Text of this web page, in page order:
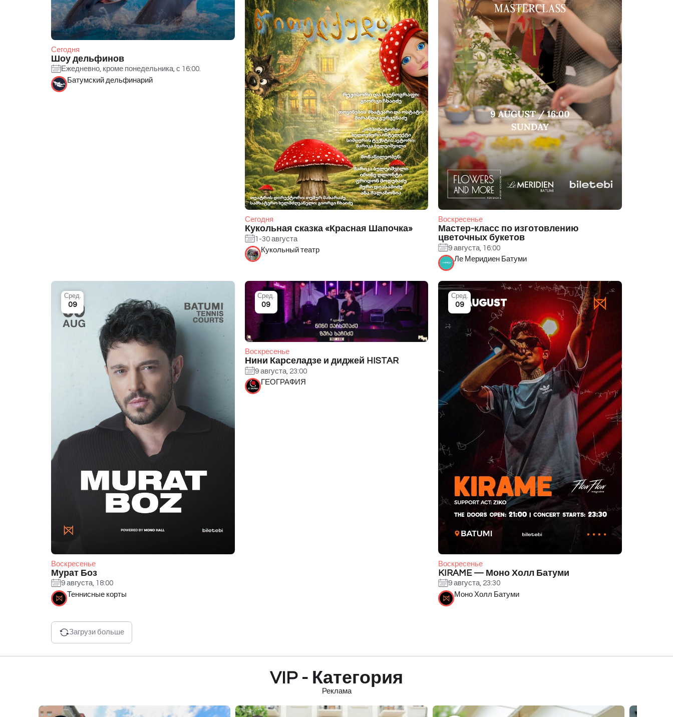
Сегодня
Шоу дельфинов
Ежедневно, кроме понедельника, с 16:00.
Батумский дельфинарий
Сегодня
Кукольная сказка «Красная Шапочка»
1-30 августа
Кукольный театр
Воскресенье
Мастер-класс по изготовлению
цветочных букетов
9 августа, 16:00
Ле Меридиен Батуми
Воскресенье
Мурат Боз
9 августа, 18:00
Сред.
09
Теннисные корты
Воскресенье
Нини Карселадзе и диджей HISTAR
9 августа, 23:00
Сред.
09
ГЕОГРАФИЯ
Воскресенье
KIRAME — Моно Холл Батуми
9 августа, 23:30
Сред.
09
Моно Холл Батуми
Загрузи больше
VIP - Категория
Реклама